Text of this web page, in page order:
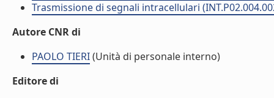
Trasmissione di segnali intracellulari
Autore CNR di
PAOLO TIERI(Unità di personale interno)
Editore di